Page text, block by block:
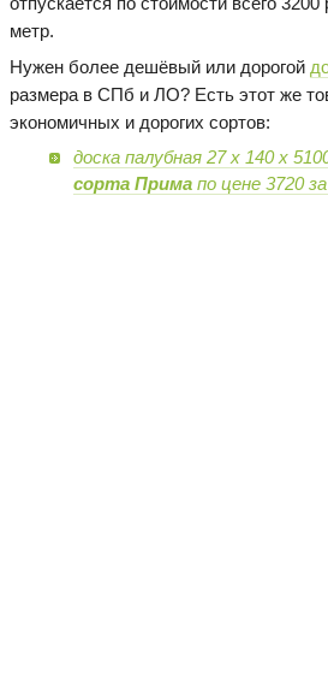
метр.
Нужен более дешёвый или дорогой
размера в СПб и ЛО? Есть этот же
экономичных и дорогих сортов:
доска палубная 27 х 140 х
сорта Примапо цене 3720